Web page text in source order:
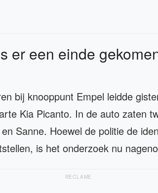
er een einde
bij knooppunt Empel leidde
Kia Picanto. In de auto zaten
Sanne. Hoewel de politie de
is het onderzoek nu
RECLAME